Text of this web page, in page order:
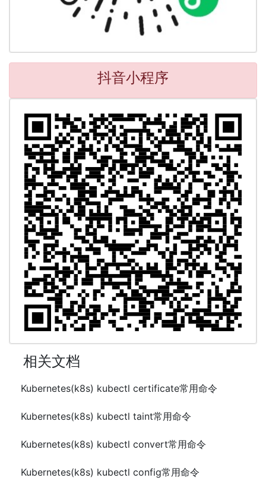
抖音小程序
相关文档
Kubernetes(k8s) kubectl certificate常用命令
Kubernetes(k8s) kubectl taint常用命令
Kubernetes(k8s) kubectl convert常用命令
Kubernetes(k8s) kubectl config常用命令